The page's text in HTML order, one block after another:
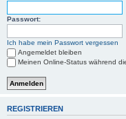
Passwort:
Ich habe mein Passwort vergessen
Angemeldet bleiben
Meinen Online-Status während
REGISTRIEREN